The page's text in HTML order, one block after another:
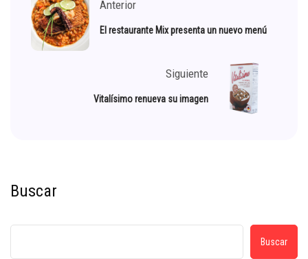
Anterior
El restaurante Mix presenta un nuevo menú
Siguiente
Vitalísimo renueva su imagen
Buscar
Buscar